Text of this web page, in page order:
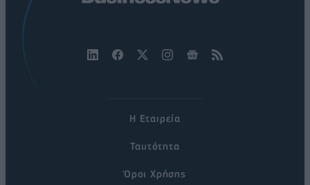
Η Εταιρεία
Ταυτότητα
Όροι Χρήσης